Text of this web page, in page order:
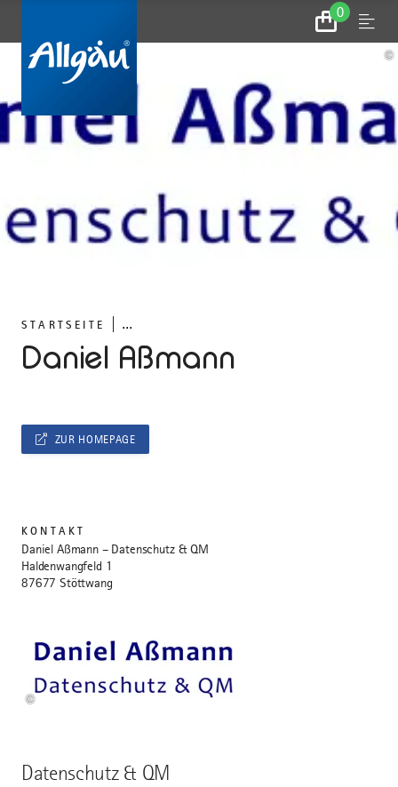
0
Zum
Warenkorb
Menu
STARTSEITE ...
Daniel Aßmann
©
Datenschutz & QM
ZUR HOMEPAGE
KONTAKT
Daniel Aßmann – Datenschutz & QM
Haldenwangfeld 1
87677 Stöttwang
©